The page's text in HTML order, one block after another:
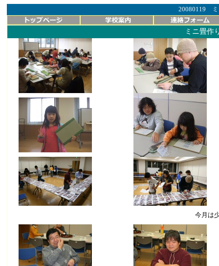
20080119
ミニ畳作
今月は